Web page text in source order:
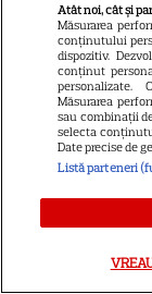
Atât noi, cât și
Măsurarea
conținutului
dispozitiv.
conținut
personalizate.
Măsurarea
sau combinații
selecta
Date precise de
Listă parteneri